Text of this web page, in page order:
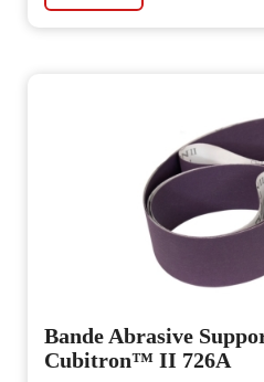
Bande Abrasive
Cubitron™ II 726A